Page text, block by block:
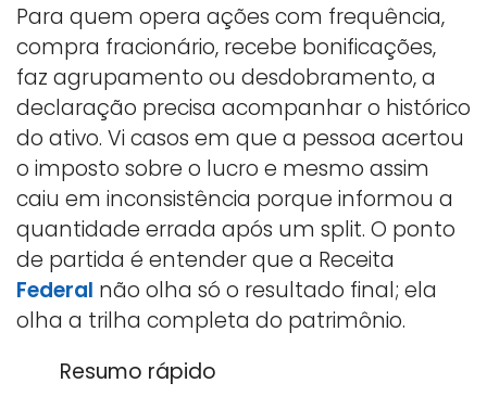
Para quem opera ações com frequência,
compra fracionário, recebe bonificações,
faz agrupamento ou desdobramento, a
declaração precisa acompanhar o histórico
do ativo. Vi casos em que a pessoa acertou
o imposto sobre o lucro e mesmo assim
caiu em inconsistência porque informou a
quantidade errada após um split. O ponto
de partida é entender que a Receita
Federal não olha só o resultado final; ela
olha a trilha completa do patrimônio.
Resumo rápido